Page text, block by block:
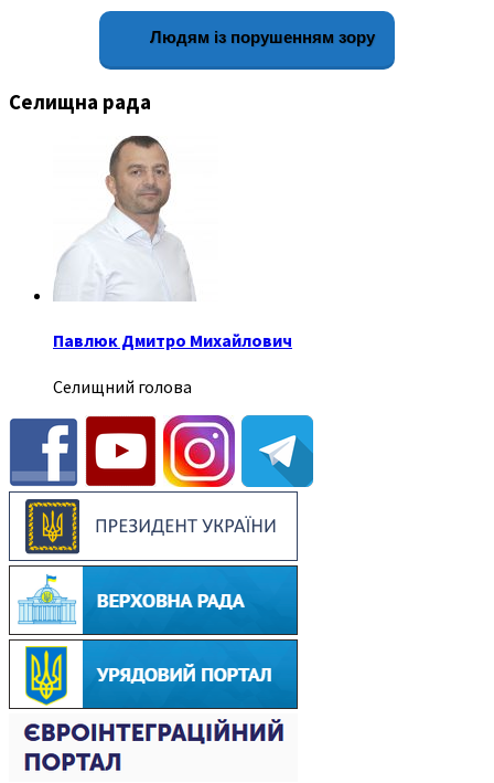
Людям із порушенням зору
Селищна рада
Павлюк Дмитро Михайлович
Селищний голова